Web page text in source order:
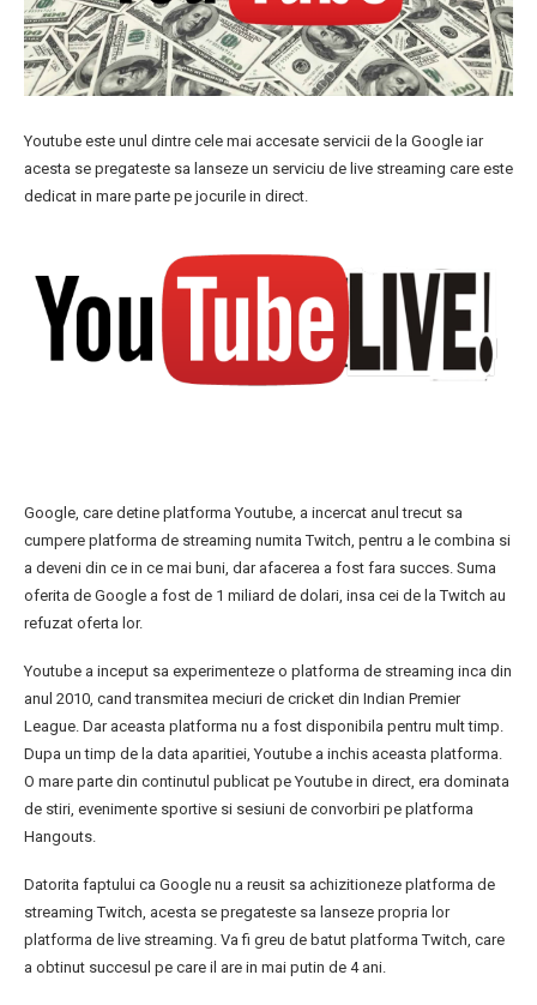
Youtube este unul dintre cele mai accesate servicii de la Google iar
acesta se pregateste sa lanseze un serviciu de live streaming care este
dedicat in mare parte pe jocurile in direct.
Google, care detine platforma Youtube, a incercat anul trecut sa
cumpere platforma de streaming numita Twitch, pentru a le combina si
a deveni din ce in ce mai buni, dar afacerea a fost fara succes. Suma
oferita de Google a fost de 1 miliard de dolari, insa cei de la Twitch au
refuzat oferta lor.
Youtube a inceput sa experimenteze o platforma de streaming inca din
anul 2010, cand transmitea meciuri de cricket din Indian Premier
League. Dar aceasta platforma nu a fost disponibila pentru mult timp.
Dupa un timp de la data aparitiei, Youtube a inchis aceasta platforma.
O mare parte din continutul publicat pe Youtube in direct, era dominata
de stiri, evenimente sportive si sesiuni de convorbiri pe platforma
Hangouts.
Datorita faptului ca Google nu a reusit sa achizitioneze platforma de
streaming Twitch, acesta se pregateste sa lanseze propria lor
platforma de live streaming. Va fi greu de batut platforma Twitch, care
a obtinut succesul pe care il are in mai putin de 4 ani.